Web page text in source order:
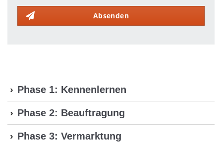
Phase 1: Kennenlernen
Phase 2: Beauftragung
Phase 3: Vermarktung
Absenden